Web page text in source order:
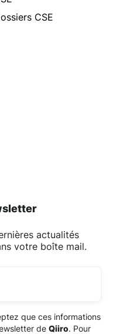
CSE
actualités
votre boîte mail.
que ces informations
de Qiiro. Pour